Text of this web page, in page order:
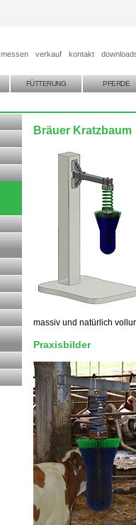
messen verkauf kontakt
FÜTTERUNG PFERDE
Bräuer Kratzbaum
massiv und natürlich
Praxisbilder